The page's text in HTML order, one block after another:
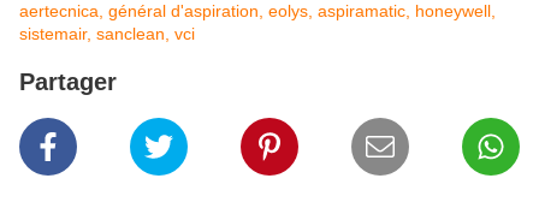
aertecnica, général d'aspiration, eolys, aspiramatic, honeywell,
sistemair, sanclean, vci
Partager